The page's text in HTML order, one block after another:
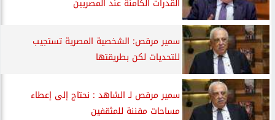
سمير مرقص: الشخصية المصرية تستجيب
للتحديات لكن بطريقتها
سمير مرقص لـ الشاهد : نحتاج إلى إعطاء
مساحات مقننة للمثقفين